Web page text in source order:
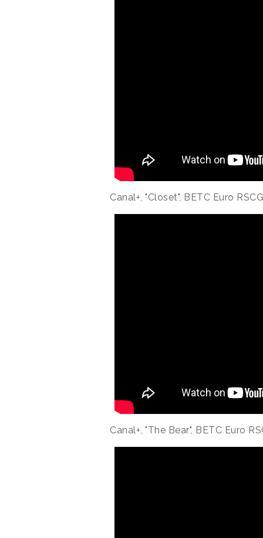
Canal+, "Closet", BETC Euro
Canal+, "The Bear", BETC Euro